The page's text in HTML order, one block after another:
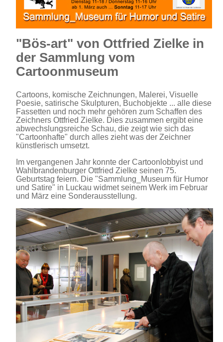
"Bös-art" von Ottfried Zielke in
der Sammlung vom
Cartoonmuseum
Cartoons, komische Zeichnungen, Malerei, Visuelle
Poesie, satirische Skulpturen, Buchobjekte ... alle diese
Fassetten und noch mehr gehören zum Schaffen des
Zeichners Ottfried Zielke. Dies zusammen ergibt eine
abwechslungsreiche Schau, die zeigt wie sich das
"Cartoonhafte" durch alles zieht was der Zeichner
künstlerisch umsetzt.
Im vergangenen Jahr konnte der Cartoonlobbyist und
Wahlbrandenburger Ottfried Zielke seinen 75.
Geburtstag feiern. Die "Sammlung_Museum für Humor
und Satire" in Luckau widmet seinem Werk im Februar
und März eine Sonderausstellung.